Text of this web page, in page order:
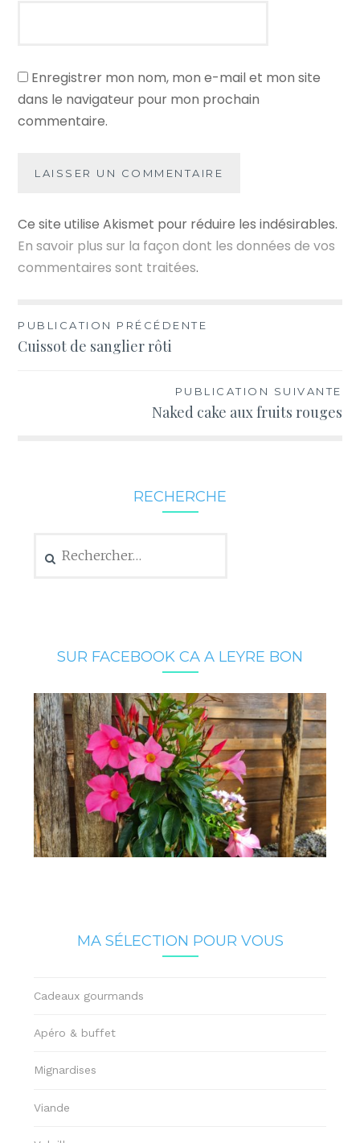
Enregistrer mon nom, mon e-mail et mon site
dans le navigateur pour mon prochain
commentaire.
Ce site utilise Akismet pour réduire les indésirables.
En savoir plus sur la façon dont les données de vos
commentaires sont traitées.
Navigation
de
PUBLICATION PRÉCÉDENTE
Cuissot de sanglier rôti
PUBLICATION SUIVANTE
Naked cake aux fruits rouges
RECHERCHE
SUR FACEBOOK CA A LEYRE BON
MA SÉLECTION POUR VOUS
Cadeaux gourmands
Apéro & buffet
Mignardises
Viande